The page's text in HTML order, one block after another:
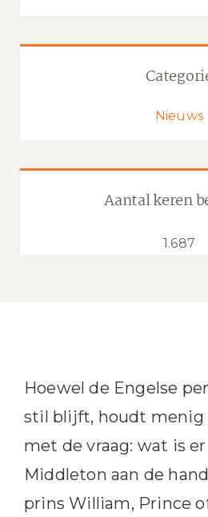
Nieuws
Aantal keren
1.687
Hoewel de Engelse
stil blijft, houdt menig
met de vraag: wat is
Middleton aan de
prins William, Prince